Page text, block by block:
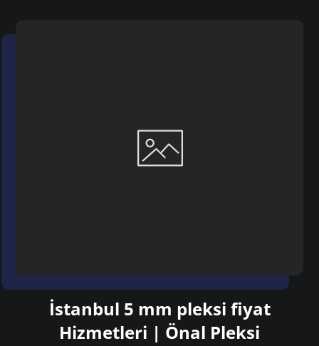
İstanbul 5 mm pleksi fiyat
Hizmetleri | Önal Pleksi